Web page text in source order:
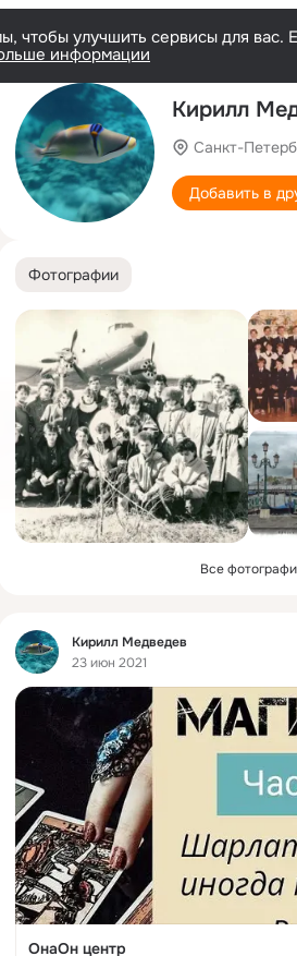
чтобы улучшить сервисы для вас.
информации
Кирилл
Санкт-
Добавить в
Фотографии
Все
Фид
Кирилл Медведев
23 июн 2021
ОнаОн центр